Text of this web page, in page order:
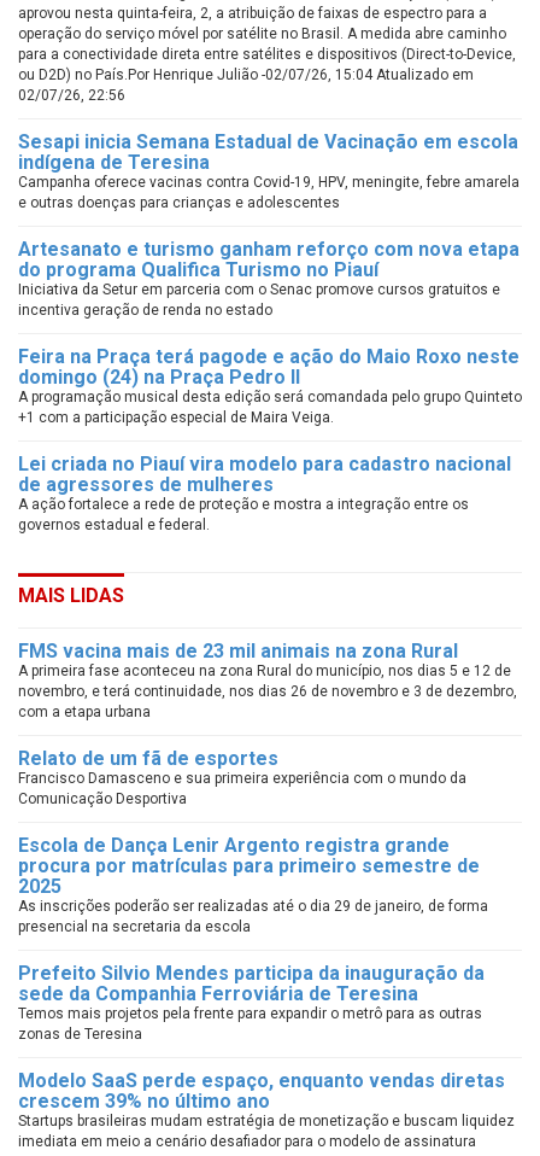
aprovou nesta quinta-feira, 2, a atribuição de faixas de espectro para a
operação do serviço móvel por satélite no Brasil. A medida abre caminho
para a conectividade direta entre satélites e dispositivos (Direct-to-Device,
ou D2D) no País.Por Henrique Julião -02/07/26, 15:04 Atualizado em
02/07/26, 22:56
Sesapi inicia Semana Estadual de Vacinação em escola
indígena de Teresina
Campanha oferece vacinas contra Covid-19, HPV, meningite, febre amarela
e outras doenças para crianças e adolescentes
Artesanato e turismo ganham reforço com nova etapa
do programa Qualifica Turismo no Piauí
Iniciativa da Setur em parceria com o Senac promove cursos gratuitos e
incentiva geração de renda no estado
Feira na Praça terá pagode e ação do Maio Roxo neste
domingo (24) na Praça Pedro II
A programação musical desta edição será comandada pelo grupo Quinteto
+1 com a participação especial de Maira Veiga.
Lei criada no Piauí vira modelo para cadastro nacional
de agressores de mulheres
A ação fortalece a rede de proteção e mostra a integração entre os
governos estadual e federal.
MAIS LIDAS
FMS vacina mais de 23 mil animais na zona Rural
A primeira fase aconteceu na zona Rural do município, nos dias 5 e 12 de
novembro, e terá continuidade, nos dias 26 de novembro e 3 de dezembro,
com a etapa urbana
Relato de um fã de esportes
Francisco Damasceno e sua primeira experiência com o mundo da
Comunicação Desportiva
Escola de Dança Lenir Argento registra grande
procura por matrículas para primeiro semestre de
2025
As inscrições poderão ser realizadas até o dia 29 de janeiro, de forma
presencial na secretaria da escola
Prefeito Silvio Mendes participa da inauguração da
sede da Companhia Ferroviária de Teresina
Temos mais projetos pela frente para expandir o metrô para as outras
zonas de Teresina
Modelo SaaS perde espaço, enquanto vendas diretas
crescem 39% no último ano
Startups brasileiras mudam estratégia de monetização e buscam liquidez
imediata em meio a cenário desafiador para o modelo de assinatura